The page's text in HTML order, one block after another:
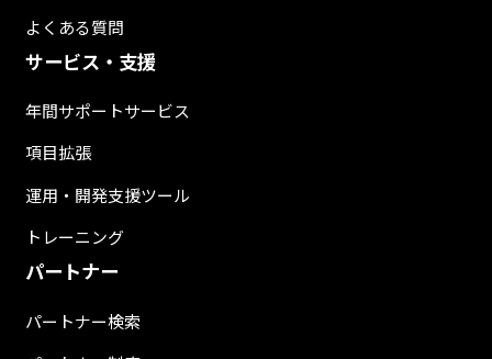
よくある質問
サービス・支援
年間サポートサービス
項目拡張
運用・開発支援ツール
トレーニング
パートナー
パートナー検索